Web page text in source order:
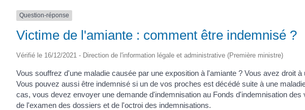
Question-réponse
Victime de l'amiante : comment être indemnisé ?
Vérifié le 16/12/2021 - Direction de l'information légale et administrative (Première ministre)
Vous souffrez d'une maladie causée par une exposition à l'amiante ? Vous avez droit
Vous pouvez aussi être indemnisé si un de vos proches est décédé suite à une
cas, vous devez envoyer une demande d'indemnisation au Fonds d'indemnisation
de l'examen des dossiers et de l'octroi des indemnisations.